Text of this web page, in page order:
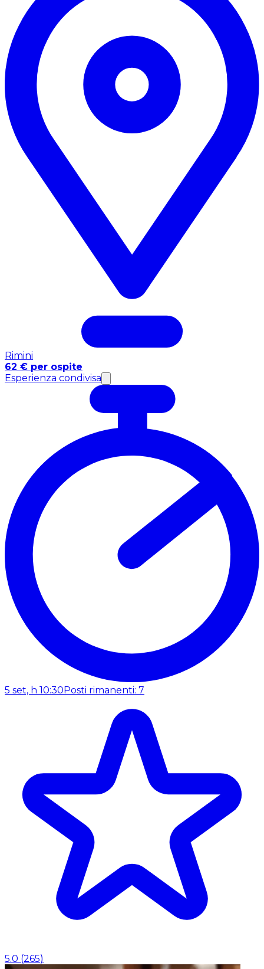
Rimini
62 € per ospite
Esperienza condivisa
5 set, h 10:30Posti rimanenti: 7
5.0 (265)